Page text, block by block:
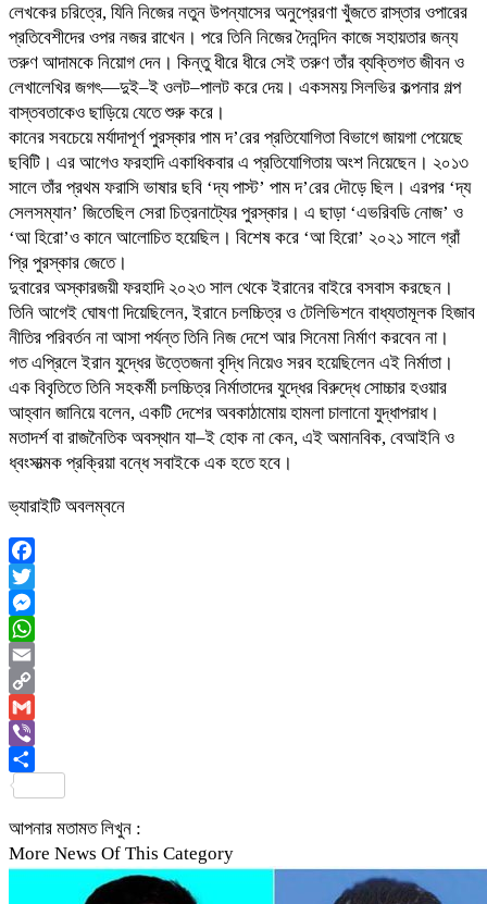
লেখকের চরিত্রে, যিনি নিজের নতুন উপন্যাসের অনুপ্রেরণা খুঁজতে রাস্তার ওপারের
প্রতিবেশীদের ওপর নজর রাখেন। পরে তিনি নিজের দৈনন্দিন কাজে সহায়তার জন্য
তরুণ আদামকে নিয়োগ দেন। কিন্তু ধীরে ধীরে সেই তরুণ তাঁর ব্যক্তিগত জীবন ও
লেখালেখির জগৎ—দুই–ই ওলট–পালট করে দেয়। একসময় সিলভির কল্পনার গল্প
বাস্তবতাকেও ছাড়িয়ে যেতে শুরু করে।
কানের সবচেয়ে মর্যাদাপূর্ণ পুরস্কার পাম দ’রের প্রতিযোগিতা বিভাগে জায়গা পেয়েছে
ছবিটি। এর আগেও ফরহাদি একাধিকবার এ প্রতিযোগিতায় অংশ নিয়েছেন। ২০১৩
সালে তাঁর প্রথম ফরাসি ভাষার ছবি ‘দ্য পাস্ট’ পাম দ’রের দৌড়ে ছিল। এরপর ‘দ্য
সেলসম্যান’ জিতেছিল সেরা চিত্রনাট্যের পুরস্কার। এ ছাড়া ‘এভরিবডি নোজ’ ও
‘আ হিরো’ও কানে আলোচিত হয়েছিল। বিশেষ করে ‘আ হিরো’ ২০২১ সালে গ্রাঁ
প্রি পুরস্কার জেতে।
দুবারের অস্কারজয়ী ফরহাদি ২০২৩ সাল থেকে ইরানের বাইরে বসবাস করছেন।
তিনি আগেই ঘোষণা দিয়েছিলেন, ইরানে চলচ্চিত্র ও টেলিভিশনে বাধ্যতামূলক হিজাব
নীতির পরিবর্তন না আসা পর্যন্ত তিনি নিজ দেশে আর সিনেমা নির্মাণ করবেন না।
গত এপ্রিলে ইরান যুদ্ধের উত্তেজনা বৃদ্ধি নিয়েও সরব হয়েছিলেন এই নির্মাতা।
এক বিবৃতিতে তিনি সহকর্মী চলচ্চিত্র নির্মাতাদের যুদ্ধের বিরুদ্ধে সোচ্চার হওয়ার
আহ্বান জানিয়ে বলেন, একটি দেশের অবকাঠামোয় হামলা চালানো যুদ্ধাপরাধ।
মতাদর্শ বা রাজনৈতিক অবস্থান যা–ই হোক না কেন, এই অমানবিক, বেআইনি ও
ধ্বংসাত্মক প্রক্রিয়া বন্ধে সবাইকে এক হতে হবে।
ভ্যারাইটি অবলম্বনে
Facebook
Twitter
Messenger
WhatsApp
Email
Copy
Link
Gmail
Viber
আপনার মতামত লিখুন :
More News Of This Category